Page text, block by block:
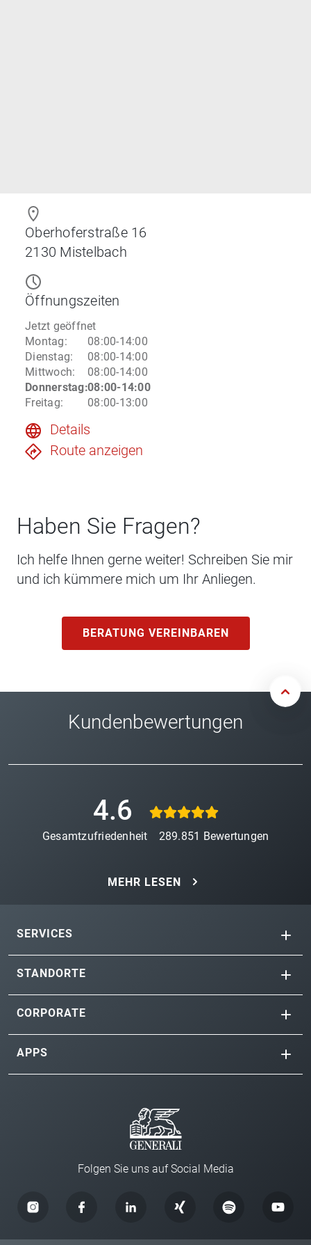
Oberhoferstraße 16
2130 Mistelbach
Öffnungszeiten
Jetzt geöffnet
Montag:
08:00-14:00
Dienstag:
08:00-14:00
Mittwoch:
08:00-14:00
Donnerstag:08:00-14:00
Freitag: 08:00-13:00
Details
Route anzeigen
Haben Sie Fragen?
Ich helfe Ihnen gerne weiter! Schreiben Sie mir
und ich kümmere mich um Ihr Anliegen.
BERATUNG VEREINBAREN
Kundenbewertungen
4.6
Gesamtzufriedenheit 289.851 Bewertungen
MEHR LESEN
SERVICES
STANDORTE
CORPORATE
APPS
Folgen Sie uns auf Social Media